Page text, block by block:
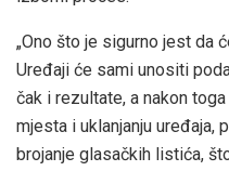
„Ono što je sigurno jest da
Uređaji će sami unositi
čak i rezultate, a nakon
mjesta i uklanjanju uređaja,
brojanje glasačkih listića,